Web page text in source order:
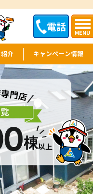
電話 MENU
介 キャンペーン情報